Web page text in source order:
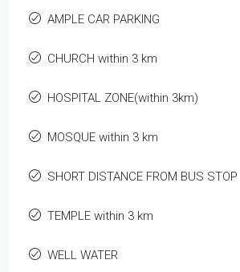
AMPLE CAR PARKING
CHURCH within 3 km
HOSPITAL ZONE(within 3km)
MOSQUE within 3 km
SHORT DISTANCE FROM BUS STOP
TEMPLE within 3 km
WELL WATER